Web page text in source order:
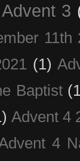
Advent 3
11th
(1)
Baptist
Advent 4
4